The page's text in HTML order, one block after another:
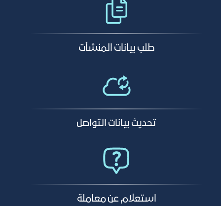
طلب بيانات المنشآت
تحديث بيانات التواصل
استعلام عن معاملة